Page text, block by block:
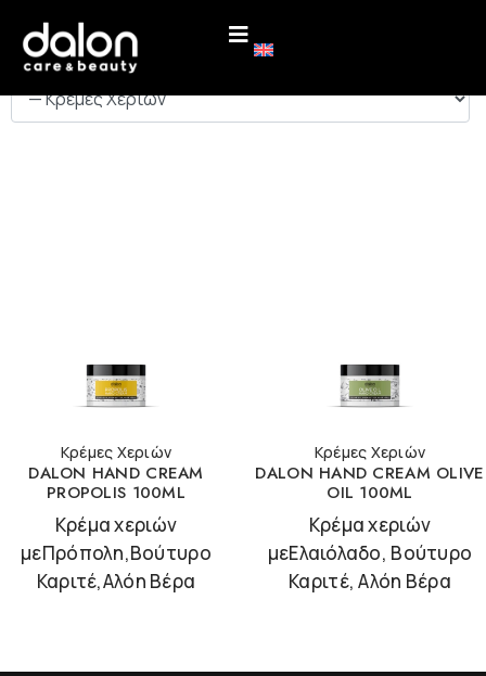
ΚΑΤΗΓΟΡΙΕΣ
Κρέμες Χεριών
DALON HAND CREAM
PROPOLIS 100ML
Κρέμα χεριών
μεΠρόπολη,Βούτυρο
Καριτέ,Αλόη Βέρα
Κρέμες Χεριών
DALON HAND CREAM OLIVE
OIL 100ML
Κρέμα χεριών
μεΕλαιόλαδο, Βούτυρο
Καριτέ, Αλόη Βέρα